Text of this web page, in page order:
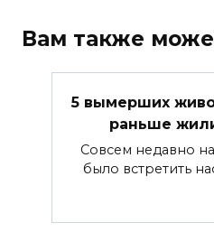
Вам также
5 вымерших
раньше
Совсем недавно
было встретить